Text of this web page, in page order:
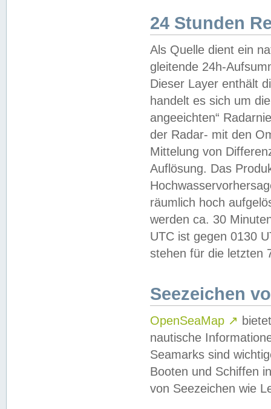
24 Stunden
Als Quelle dient ein
gleitende 24h-
Dieser Layer enthält
handelt es sich um
angeeichten“
der Radar- mit den
Mittelung von
Auflösung. Das
räumlich hoch
werden ca. 30
UTC ist gegen 0130
stehen für die letzten
Seezeichen
OpenSeaMap ↗
nautische
Seamarks sind
Booten und Schiffen
von Seezeichen wie